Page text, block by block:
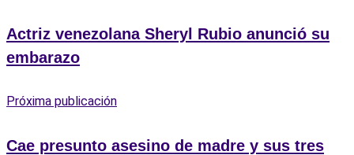
Actriz venezolana Sheryl Rubio anunció su
embarazo
Próxima publicación
Cae presunto asesino de madre y sus tres